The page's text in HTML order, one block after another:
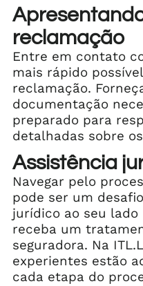
reclamação
Entre em contato
mais rápido
reclamação.
documentação
preparado para
detalhadas sobre
Assistência
Navegar pelo
pode ser um
jurídico ao seu
receba um
seguradora. Na
experientes estão
cada etapa do